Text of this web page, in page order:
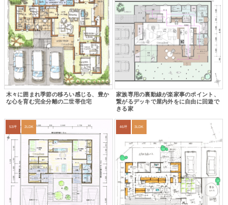
木々に囲まれ季節の移ろい感じる、豊か
な心を育む完全分離の二世帯住宅
家族専用の裏動線が楽家事のポイント、
繋がるデッキで屋内外をに自由に回遊で
きる家
53坪 2LDK 46坪 3LDK